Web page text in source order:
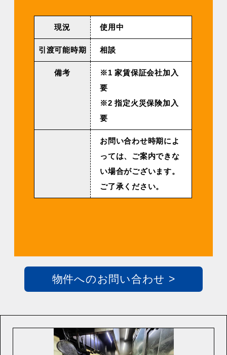
現況 使用中
引渡可能時期 相談
備考
※1 家賃保証会社加入
要
※2 指定火災保険加入
要
お問い合わせ時期によ
っては、ご案内できな
い場合がございます。
ご了承ください。
物件へのお問い合わせ >